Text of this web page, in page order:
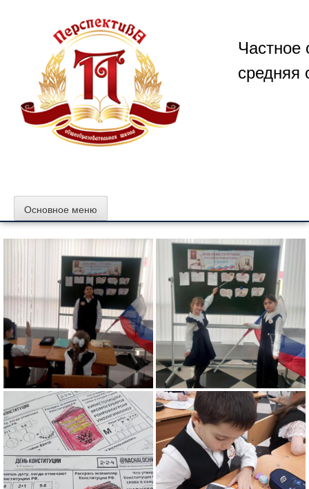
содержимому
Частное
средняя
Основное меню